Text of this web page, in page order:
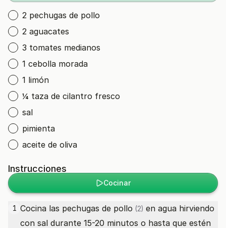
2 pechugas de pollo
2 aguacates
3 tomates medianos
1 cebolla morada
1 limón
¼ taza de cilantro fresco
sal
pimienta
aceite de oliva
Instrucciones
Cocinar
1 Cocina las pechugas de pollo (2) en agua hirviendo
con sal durante 15-20 minutos o hasta que estén